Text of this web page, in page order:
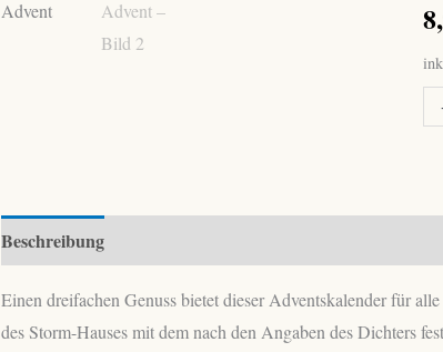
Beschreibung
Einen dreifachen Genuss bietet dieser Adventskalender für
des Storm-Hauses mit dem nach den Angaben des Dichters